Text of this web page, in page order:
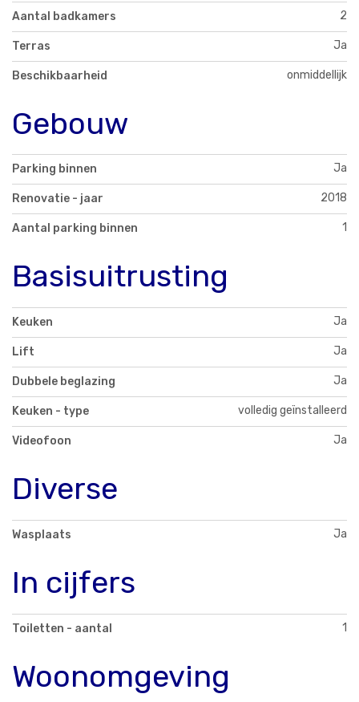
Aantal badkamers 2
Terras Ja
Beschikbaarheid onmiddellijk
Gebouw
Parking binnen Ja
Renovatie - jaar 2018
Aantal parking binnen 1
Basisuitrusting
Keuken Ja
Lift Ja
Dubbele beglazing Ja
Keuken - type volledig geïnstalleerd
Videofoon Ja
Diverse
Wasplaats Ja
In cijfers
Toiletten - aantal 1
Woonomgeving